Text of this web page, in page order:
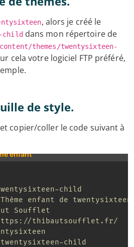
, alors je créé le
childdans mon répertoire de
themes/twentysixteen-
cela votre logiciel FTP préféré,
de style.
et copier/coller le code suivant à
enfant
child
enfant de
Soufflet
thibautsoufflet.fr/
child